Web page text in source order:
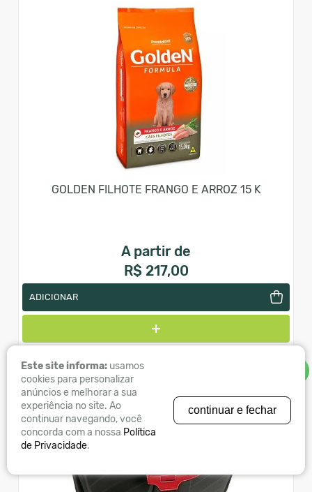
GOLDEN FILHOTE FRANGO E ARROZ 15 K
A partir de
R$ 217,00
ADICIONAR
Este site informa: usamos
cookies para personalizar
anúncios e melhorar a sua
experiência no site. Ao
continuar navegando, você
concorda com a nossa Política
de Privacidade.
continuar e fechar